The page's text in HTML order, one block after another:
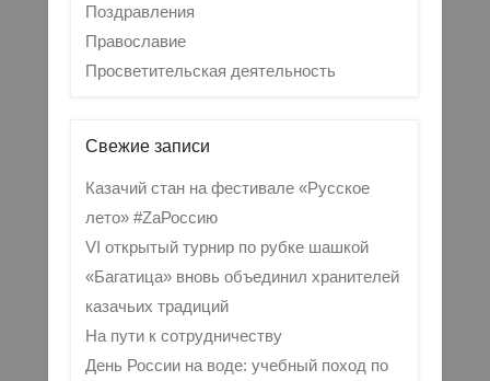
Поздравления
Православие
Просветительская деятельность
Свежие записи
Казачий стан на фестивале «Русское
лето» #ZaРоссию
VI открытый турнир по рубке шашкой
«Багатица» вновь объединил хранителей
казачьих традиций
На пути к сотрудничеству
День России на воде: учебный поход по